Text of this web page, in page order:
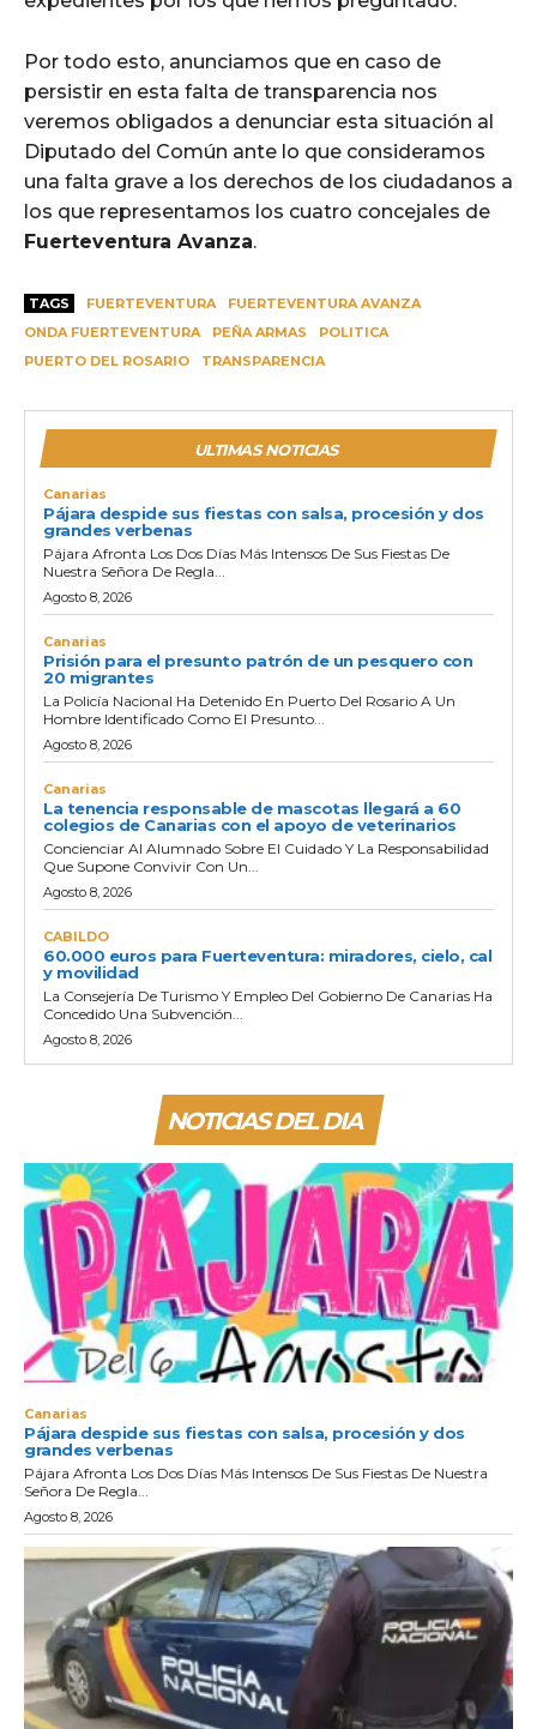
Por todo esto, anunciamos que en caso de
persistir en esta falta de transparencia nos
veremos obligados a denunciar esta situación al
Diputado del Común ante lo que consideramos
una falta grave a los derechos de los ciudadanos a
los que representamos los cuatro concejales de
Fuerteventura Avanza.
TAGS FUERTEVENTURA
FUERTEVENTURA AVANZA
ONDA FUERTEVENTURA
PEÑA ARMAS
POLITICA
PUERTO DEL ROSARIO
TRANSPARENCIA
ULTIMAS NOTICIAS
Canarias
Pájara despide sus fiestas con salsa, procesión y dos
grandes verbenas
Pájara Afronta Los Dos Días Más Intensos De Sus Fiestas De
Nuestra Señora De Regla...
Agosto 8, 2026
Canarias
Prisión para el presunto patrón de un pesquero con
20 migrantes
La Policía Nacional Ha Detenido En Puerto Del Rosario A Un
Hombre Identificado Como El Presunto...
Agosto 8, 2026
Canarias
La tenencia responsable de mascotas llegará a 60
colegios de Canarias con el apoyo de veterinarios
Concienciar Al Alumnado Sobre El Cuidado Y La Responsabilidad
Que Supone Convivir Con Un...
Agosto 8, 2026
CABILDO
60.000 euros para Fuerteventura: miradores, cielo, cal
y movilidad
La Consejería De Turismo Y Empleo Del Gobierno De Canarias Ha
Concedido Una Subvención...
Agosto 8, 2026
NOTICIAS DEL DIA
Canarias
Pájara despide sus fiestas con salsa, procesión y dos
grandes verbenas
Pájara Afronta Los Dos Días Más Intensos De Sus Fiestas De Nuestra
Señora De Regla...
Agosto 8, 2026